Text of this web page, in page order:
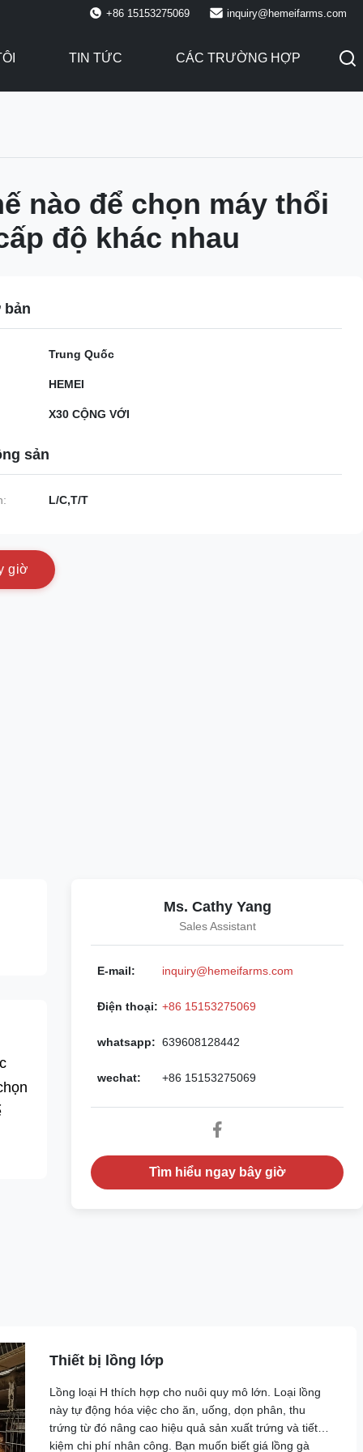
+86 15153275069 inquiry@hemeifarms.com
TIN TỨC CÁC TRƯỜNG HỢP
nào để chọn máy thổi
độ khác nhau
bản
Trung Quốc
HEMEI
X30 CỘNG VỚI
sản
L/C,T/T
giờ
Ms. Cathy Yang
Sales Assistant
E-mail: inquiry@hemeifarms.com
Điện thoại: +86 15153275069
whatsapp: 639608128442
wechat: +86 15153275069
Tìm hiểu ngay bây giờ
Thiết bị lồng lớp
Lồng loại H thích hợp cho nuôi quy mô lớn. Loại lồng
này tự động hóa việc cho ăn, uống, dọn phân, thu
trứng từ đó nâng cao hiệu quả sản xuất trứng và tiết
kiệm chi phí nhân công. Bạn muốn biết giá lồng gà